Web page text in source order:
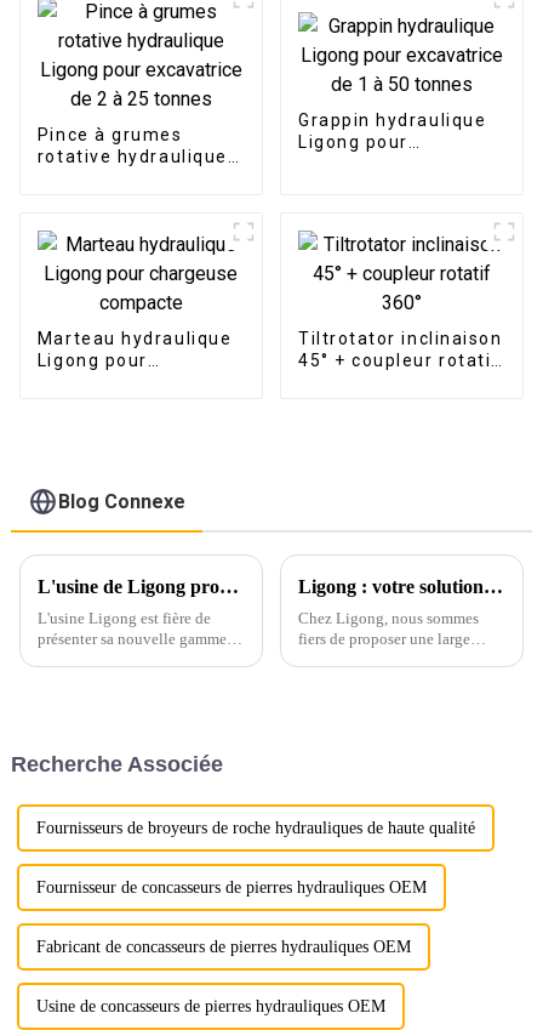
Pince à grumes
rotative hydraulique
Grappin hydraulique
Ligong pour
Marteau hydraulique
Ligong pour
Tiltrotator inclinaison
45° + coupleur rotatif
Blog Connexe
L'usine de Ligong propose des râteaux d'excavatrice de qualité supérieure avec personnalisation et assurance de haute qualité
L'usine Ligong est fière de
présenter sa nouvelle gamme
offrir des performances
Ligong : votre solution unique pour des accessoires d'excavatrice polyvalents
Chez Ligong, nous sommes
fiers de proposer une large
Recherche Associée
Fournisseurs de broyeurs de roche hydrauliques de haute qualité
Fournisseur de concasseurs de pierres hydrauliques OEM
Fabricant de concasseurs de pierres hydrauliques OEM
Usine de concasseurs de pierres hydrauliques OEM